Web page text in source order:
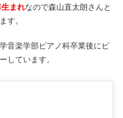
まれなので森山直太朗さんと
す。
音楽学部ピアノ科卒業後にピ
しています。